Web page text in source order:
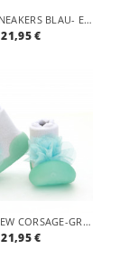
ATTIPAS SNEAKERS BLAU- ERGONOMISCHE BABY LAUFLERNSCHUHE, ATMUNGSAKTIVE KINDER HAUSSCHUHE ABS SOCKEN BABYSCHUHE ANTIRUTSCH
21,95 €
ATTIPAS NEW CORSAGE-GRÜN- ERGONOMISCHE BABY LAUFLERNSCHUHE, ATMUNGSAKTIVE KINDER HAUSSCHUHE ABS SOCKEN BABYSCHUHE ANTIRUTSCH
21,95 €